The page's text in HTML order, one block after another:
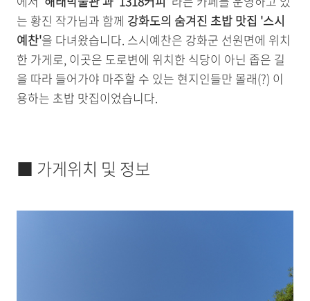
는 황진 작가님과 함께 강화도의 숨겨진 초밥 맛집 '스시
예찬'을 다녀왔습니다. 스시예찬은 강화군 선원면에 위치
한 가게로, 이곳은 도로변에 위치한 식당이 아닌 좁은 길
을 따라 들어가야 마주할 수 있는 현지인들만 몰래(?) 이
용하는 초밥 맛집이었습니다.
■ 가게위치 및 정보